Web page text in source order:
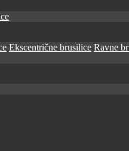
Ekscentrične brusilice Ravne